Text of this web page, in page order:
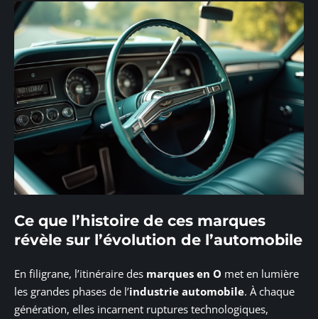
Ce que l’histoire de ces marques
révèle sur l’évolution de l’automobile
En filigrane, l’itinéraire des marques en O met en lumière
les grandes phases de l’industrie automobile. À chaque
génération, elles incarnent ruptures technologiques,